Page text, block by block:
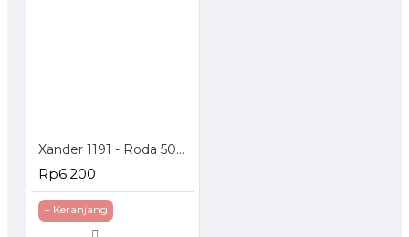
Xander 1191 - Roda 50mm Hidup - Poliurethane - 2 inch
Rp6.200
+ Keranjang